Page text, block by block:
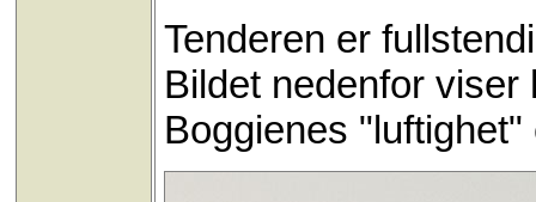
Tenderen er
Bildet nedenfor
Boggienes